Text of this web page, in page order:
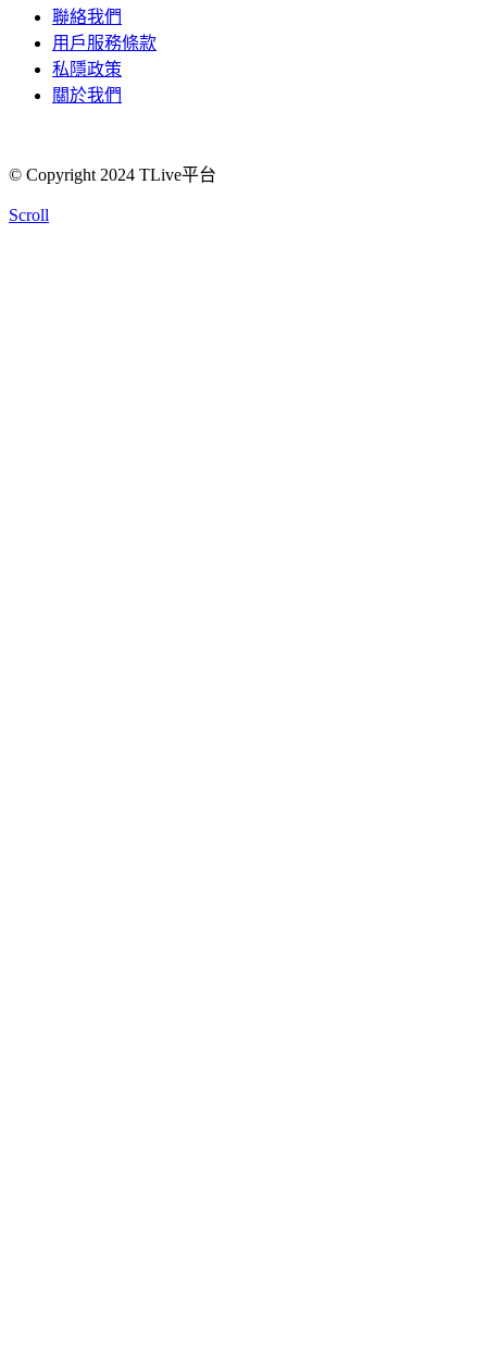
聯絡我們
用戶服務條款
私隱政策
關於我們
© Copyright 2024 TLive平台
Scroll